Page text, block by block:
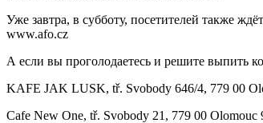
Уже завтра, в субботу, посетителей также
www.afo.cz
А если вы проголодаетесь и решите выпить
KAFE JAK LUSK, tř. Svobody 646/4, 779 00
Cafe New One, tř. Svobody 21, 779 00 Olomouc